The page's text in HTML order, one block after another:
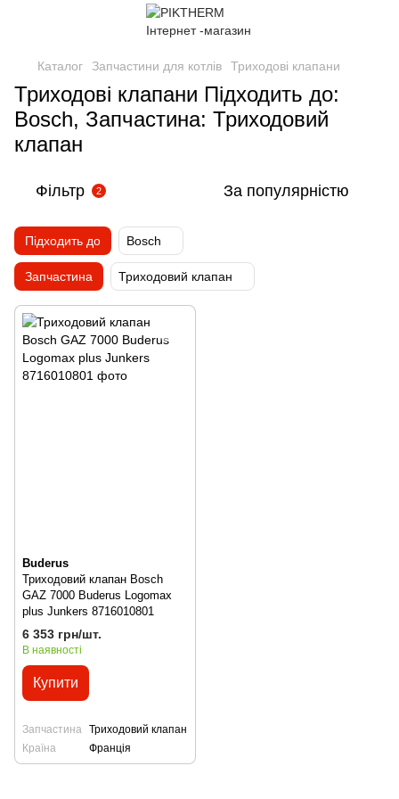
Каталог Запчастини для котлів Триходові клапани
Триходові клапани Підходить до:
Bosch, Запчастина: Триходовий
клапан
Фільтр 2 За популярністю
Підходить до Bosch
Запчастина Триходовий клапан
Buderus
Триходовий клапан Bosch
GAZ 7000 Buderus Logomax
plus Junkers 8716010801
6 353 грн/шт.
В наявності
Купити
Запчастина
Триходовий клапан
Країна
Франція